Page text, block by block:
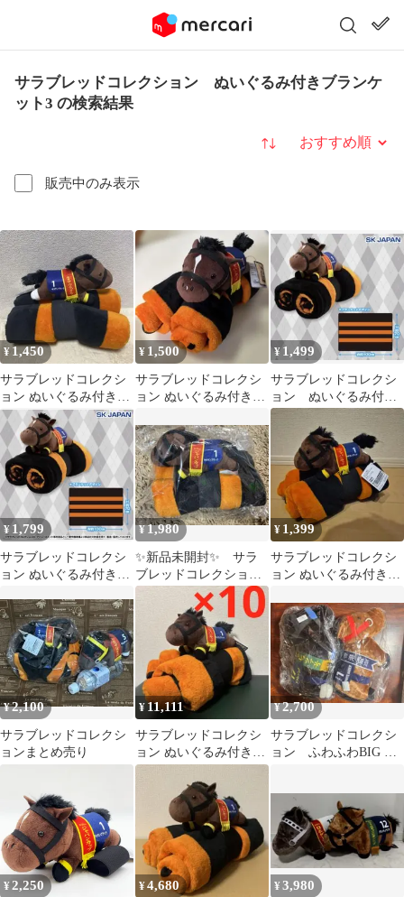
サラブレッドコレクション ぬいぐるみ付きブランケ
ット3 の検索結果
販売中のみ表示
並び替え
¥ 1,450
サラブレッドコレクシ
ョン ぬいぐるみ付きブ
ランケット3 キタサン
ブラック
¥ 1,500
サラブレッドコレクシ
ョン ぬいぐるみ付きブ
ブラック
¥ 1,499
サラブレッドコレクシ
ョン ぬいぐるみ付き
ブランケット3 キタサ
ンブラック
¥ 1,799
サラブレッドコレクシ
ョン ぬいぐるみ付きブ
ブラック
¥1,980
✨新品未開封✨ サラ
ブレッドコレクショ
ン ぬいぐるみ付きブ
ランケット キタサン
¥ 1,399
サラブレッドコレクシ
ョン ぬいぐるみ付きブ
ラック
¥2,100
サラブレッドコレクシ
ョンまとめ売り
¥ 11,111
サラブレッドコレクシ
ョン ぬいぐるみ付きブ
ランケット3 キタサン
ブラック 10点
¥2,700
サラブレッドコレクシ
ョン ふわふわBIG ２
¥2,250 ¥4,680 ¥3,980